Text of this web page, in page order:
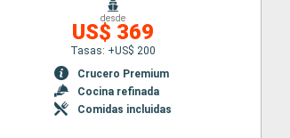
desde
US$ 369
Tasas: +US$ 200
Crucero Premium
Cocina refinada
Comidas incluidas